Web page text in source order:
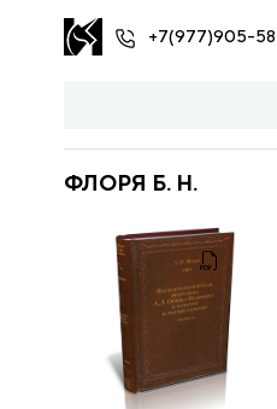
+7(977)905-
ФЛОРЯ Б. Н.